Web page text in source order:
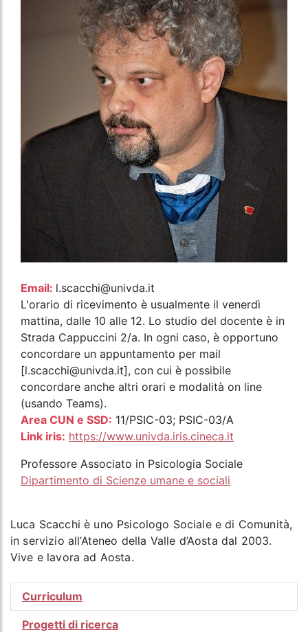
Email: l.scacchi@univda.it
L'orario di ricevimento è usualmente il venerdì
mattina, dalle 10 alle 12. Lo studio del docente è in
Strada Cappuccini 2/a. In ogni caso, è opportuno
concordare un appuntamento per mail
[l.scacchi@univda.it], con cui è possibile
concordare anche altri orari e modalità on line
(usando Teams).
Area CUN e SSD: 11/PSIC-03; PSIC-03/A
Link iris: https://www.univda.iris.cineca.it
Professore Associato in Psicologia Sociale
Dipartimento di Scienze umane e sociali
Luca Scacchi è uno Psicologo Sociale e di Comunità,
in servizio all’Ateneo della Valle d’Aosta dal 2003.
Vive e lavora ad Aosta.
Curriculum
Progetti di ricerca